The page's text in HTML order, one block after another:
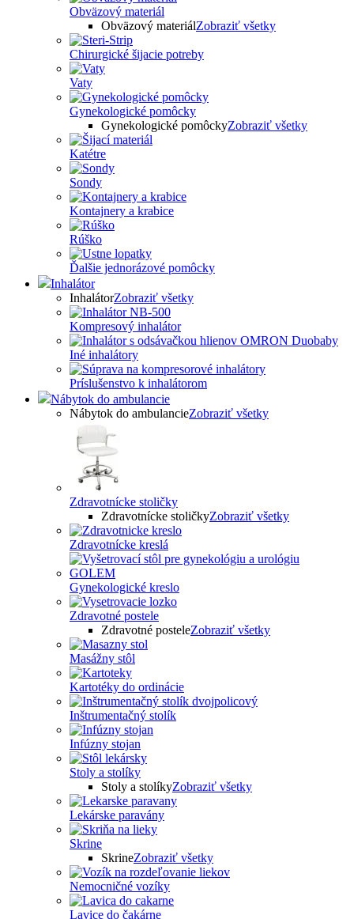
Obväzový materiál
Obväzový materiálZobraziť všetky
Chirurgické šijacie potreby
Vaty
Gynekologické pomôcky
Gynekologické pomôckyZobraziť všetky
Katétre
Sondy
Kontajnery a krabice
Rúško
Ďalšie jednorázové pomôcky
Inhalátor
InhalátorZobraziť všetky
Kompresový inhalátor
Iné inhalátory
Príslušenstvo k inhalátorom
Nábytok do ambulancie
Nábytok do ambulancieZobraziť všetky
Zdravotnícke stoličky
Zdravotnícke stoličkyZobraziť všetky
Zdravotnícke kreslá
Gynekologické kreslo
Zdravotné postele
Zdravotné posteleZobraziť všetky
Masážny stôl
Kartotéky do ordinácie
Inštrumentačný stolík
Infúzny stojan
Stoly a stolíky
Stoly a stolíkyZobraziť všetky
Lekárske paravány
Skrine
SkrineZobraziť všetky
Nemocničné vozíky
Lavice do čakárne